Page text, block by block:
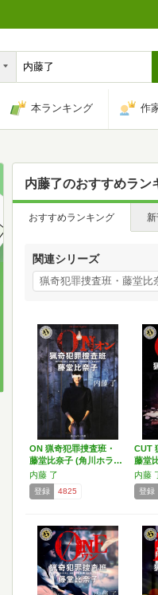
本ランキング 作
内藤了のおすすめラン
おすすめランキング
関連シリーズ
猟奇犯罪捜査班・藤堂比
ON 猟奇犯罪捜査班・
藤堂比奈子 (角川ホラ…
内藤 了
登録 4825
CUT
藤堂
内藤
登録